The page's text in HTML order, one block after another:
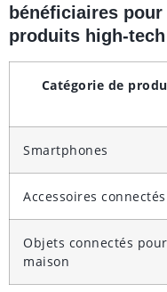
bénéficiaires
produits high-tech
Catégorie de
Smartphones
Accessoires connectés
Objets connectés
maison